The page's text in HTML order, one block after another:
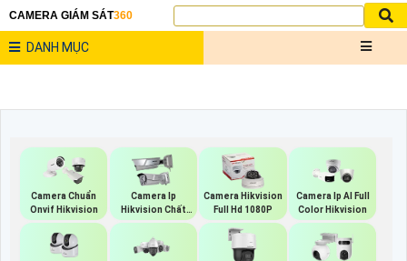
CAMERA GIÁM SÁT360
DANH MỤC
Camera Chuẩn
Onvif Hikvision
Camera Ip
Hikvision Chất
Lượng
Camera Hikvision
Full Hd 1080P
Camera Ip AI Full
Color Hikvision